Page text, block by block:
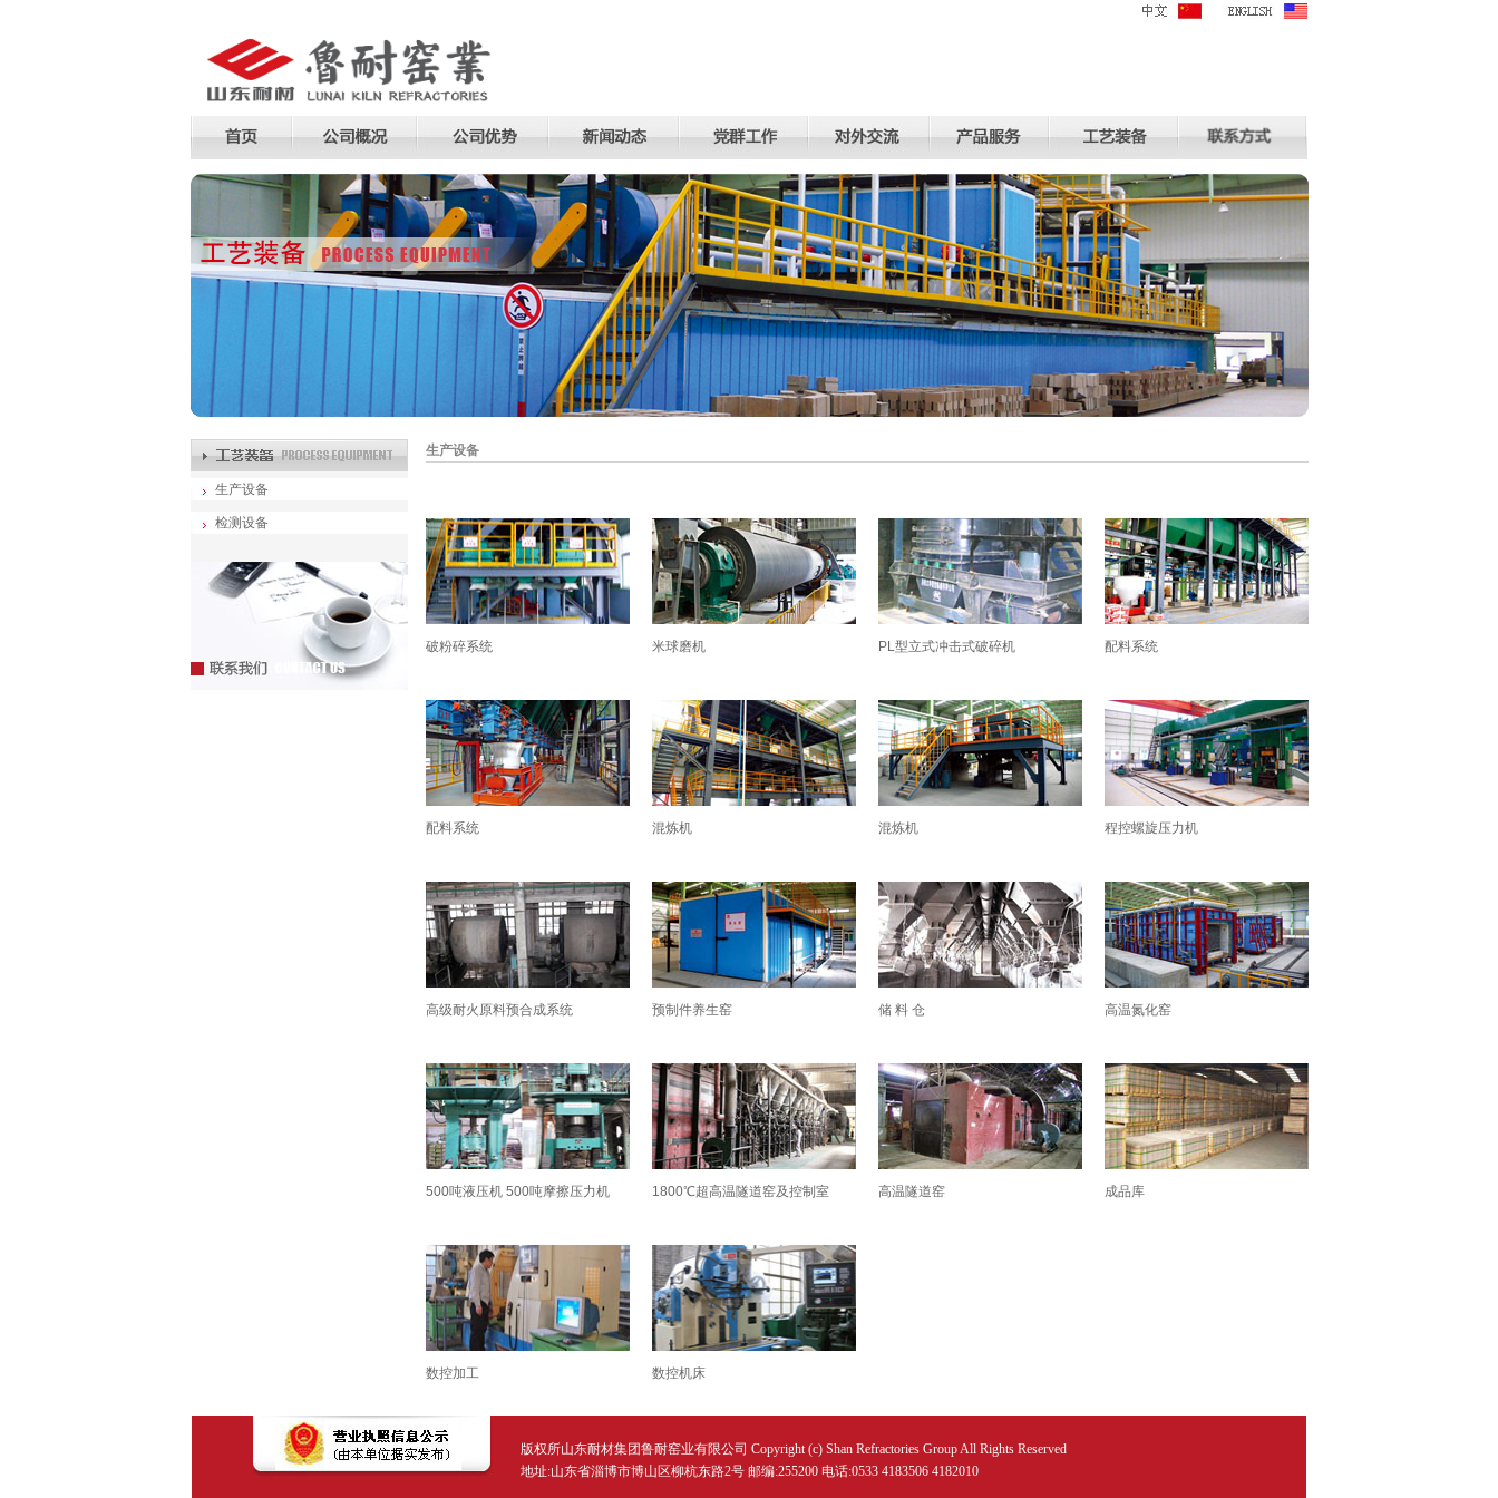
生产设备
检测设备
生产设备
破粉碎系统 米球磨机 PL型立式冲击式破碎机 配料系统
配料系统 混炼机 混炼机 程控螺旋压力机
高级耐火原料预合成系统 预制件养生窑 储 料 仓 高温氮化窑
500吨液压机 500吨摩擦压力机 1800℃超高温隧道窑及控制室 高温隧道窑 成品库
数控加工 数控机床
版权所山东耐材集团鲁耐窑业有限公司 Copyright (c) Shan Refractories Group All Rights Reserved
地址:山东省淄博市博山区柳杭东路2号 邮编:255200 电话:0533 4183506 4182010